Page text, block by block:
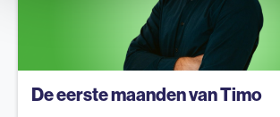
De eerste maanden van Timo